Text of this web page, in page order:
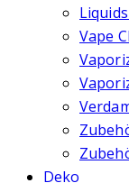
Vape
Deko